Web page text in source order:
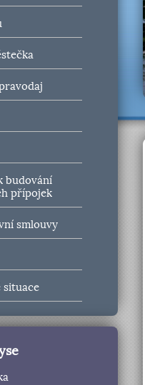
budování
přípojek
smlouvy
situace